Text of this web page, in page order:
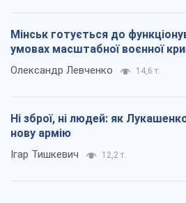
Мінськ готується до
умовах масштабної воєнної
Олександр Левченко 14,6 т.
Ні зброї, ні людей: як
нову армію
Ігар Тишкевич 12,2 т.